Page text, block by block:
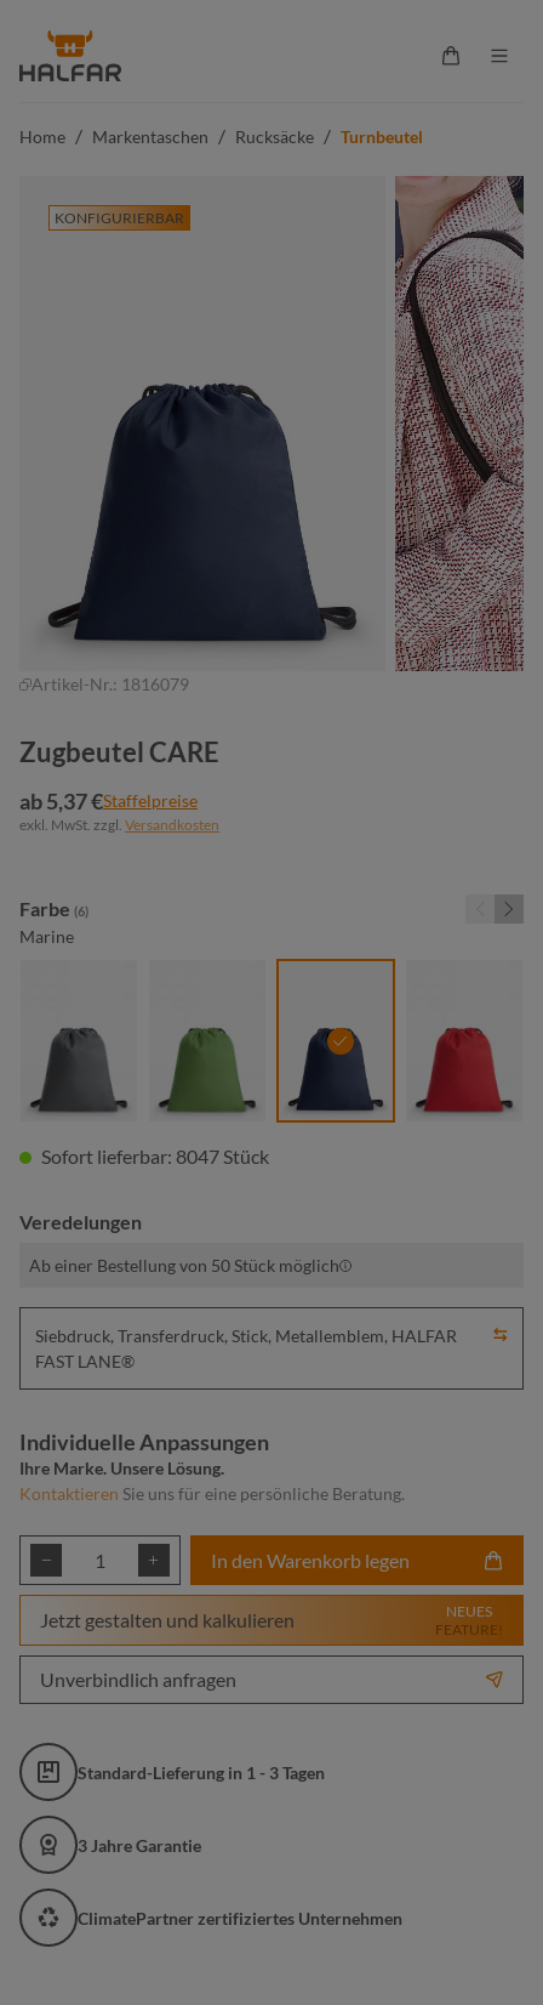
springen
Home / Markentaschen / Rucksäcke / Turnbeutel
KONFIGURIERBAR
Artikel-Nr.: 1816079
Zugbeutel CARE
ab 5,37 €Staffelpreise
exkl. MwSt. zzgl. Versandkosten
Farbe auswählen
(6)
Marine
anthrazit grün marine
Sofort lieferbar: 8047 Stück
Veredelungen
Ab einer Bestellung von 50 Stück möglich
Siebdruck, Transferdruck, Stick, Metallemblem, HALFAR
FAST LANE®
Individuelle Anpassungen
Ihre Marke. Unsere Lösung.
Kontaktieren Sie uns für eine persönliche Beratung.
Produkt Anzahl: Gib den gewünschten
In den Warenkorb legen
Jetzt gestalten und kalkulieren
NEUES
FEATURE!
Unverbindlich anfragen
Standard-Lieferung in 1 - 3 Tagen
3 Jahre Garantie
ClimatePartner zertifiziertes Unternehmen